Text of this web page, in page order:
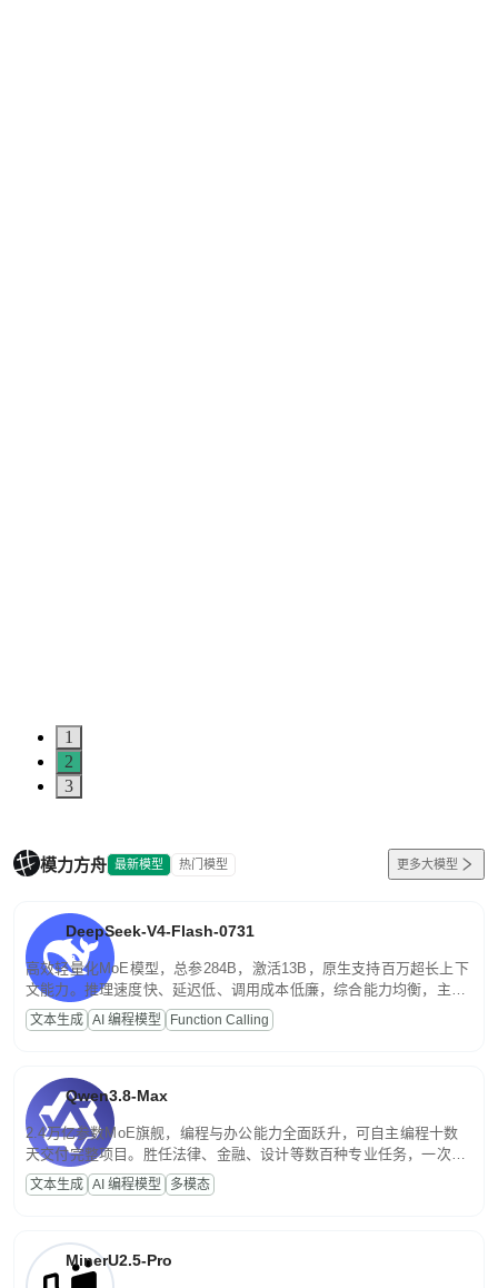
1
2
3
模力方舟 最新模型 热门模型 更多大模型
DeepSeek-V4-Flash-0731
高效轻量化MoE模型，总参284B，激活13B，原生支持百万超长上下
文能力。推理速度快、延迟低、调用成本低廉，综合能力均衡，主打
高并发、轻量化任务，适合日常对话、内容创作、基础 RAG、批量
文案处理等普惠刚需场景。
文本生成 AI 编程模型 Function Calling
Qwen3.8-Max
2.4万亿参数MoE旗舰，编程与办公能力全面跃升，可自主编程十数
天交付完整项目。胜任法律、金融、设计等数百种专业任务，一次对
话端到端交付生产级成果。原生视觉理解贯穿规划、执行与验证全流
程，支持超长文档与长视频的深度语义解析。长程任务中自主规划与
文本生成 AI 编程模型 多模态
MinerU2.5-Pro